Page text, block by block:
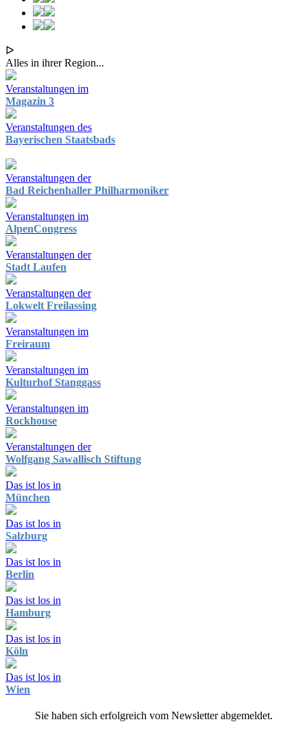
ᐅ
Alles in ihrer Region...
Veranstaltungen im
Magazin 3
Veranstaltungen des
Bayerischen Staatsbads
Veranstaltungen der
Bad Reichenhaller Philharmoniker
Veranstaltungen im
AlpenCongress
Veranstaltungen der
Stadt Laufen
Veranstaltungen der
Lokwelt Freilassing
Veranstaltungen im
Freiraum
Veranstaltungen im
Kulturhof Stanggass
Veranstaltungen im
Rockhouse
Veranstaltungen der
Wolfgang Sawallisch Stiftung
Das ist los in
München
Das ist los in
Salzburg
Das ist los in
Berlin
Das ist los in
Hamburg
Das ist los in
Köln
Das ist los in
Wien
Sie haben sich erfolgreich vom Newsletter abgemeldet.